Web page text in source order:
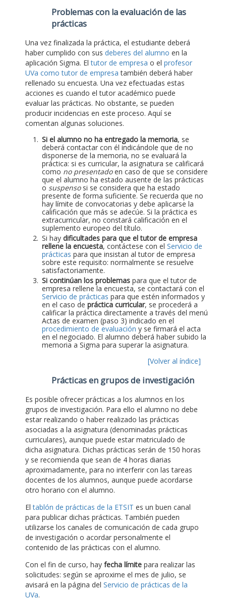
Problemas con la evaluación de las
prácticas
Una vez finalizada la práctica, el estudiante deberá
haber cumplido con sus deberes del alumno en la
aplicación Sigma. Eltutor de empresa o el profesor
UVa como tutor de empresa también deberá haber
rellenado su encuesta. Una vez efectuadas estas
acciones es cuando el tutor académico puede
evaluar las prácticas. No obstante, se pueden
producir incidencias en este proceso. Aquí se
comentan algunas soluciones.
Si el alumno no ha entregado la memoria, se
deberá contactar con él indicándole que de no
disponerse de la memoria, no se evaluará la
práctica: si es curricular, la asignatura se calificará
como no presentadoen caso de que se considere
que el alumno ha estado ausente de las prácticas
o suspensosi se considera que ha estado
presente de forma suficiente. Se recuerda que no
hay límite de convocatorias y debe aplicarse la
calificación que más se adecúe. Si la práctica es
extracurricular, no constará calificación en el
suplemento europeo del título.
Si hay dificultades para que el tutor de empresa
rellene la encuesta, contáctese con el Servicio de
prácticas para que insistan al tutor de empresa
sobre este requisito: normalmente se resuelve
satisfactoriamente.
Si continúan los problemas para que el tutor de
empresa rellene la encuesta, se contactará con el
Servicio de prácticas para que estén informados y
en el caso de práctica curricular, se procederá a
calificar la práctica directamente a través del menú
Actas de examen (paso 3) indicado en el
procedimiento de evaluación y se firmará el acta
en el negociado. El alumno deberá haber subido la
memoria a Sigma para superar la asignatura.
[Volver al índice]
Prácticas en grupos de investigación
Es posible ofrecer prácticas a los alumnos en los
grupos de investigación. Para ello el alumno no debe
estar realizando o haber realizado las prácticas
asociadas a la asignatura (denominadas prácticas
curriculares), aunque puede estar matriculado de
dicha asignatura. Dichas prácticas serán de 150 horas
y se recomienda que sean de 4 horas diarias
aproximadamente, para no interferir con las tareas
docentes de los alumnos, aunque puede acordarse
otro horario con el alumno.
Eltablón de prácticas de la ETSIT es un buen canal
para publicar dichas prácticas. También pueden
utilizarse los canales de comunicación de cada grupo
de investigación o acordar personalmente el
contenido de las prácticas con el alumno.
Con el fin de curso, hay fecha límite para realizar las
solicitudes: según se aproxime el mes de julio, se
avisará en la página del Servicio de prácticas de la
UVa.